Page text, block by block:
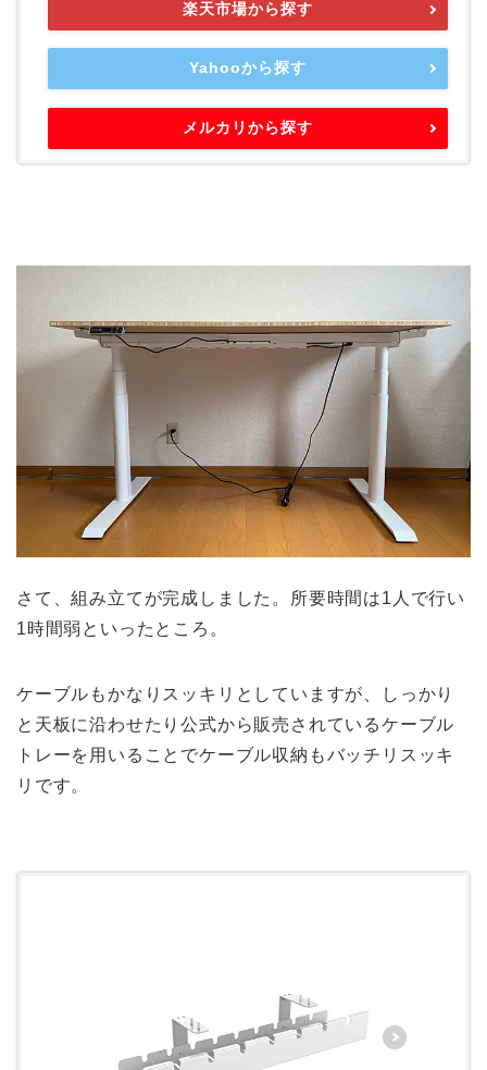
楽天市場から探す
Yahooから探す
メルカリから探す
さて、組み立てが完成しました。所要時間は1人で行い
1時間弱といったところ。
ケーブルもかなりスッキリとしていますが、しっかり
と天板に沿わせたり公式から販売されているケーブル
トレーを用いることでケーブル収納もバッチリスッキ
リです。